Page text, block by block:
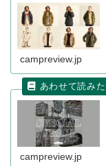
campreview.jp
campreview.jp